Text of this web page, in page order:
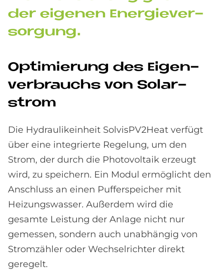
der ei­ge­nen En­er­gie­ver­
sor­gung.
Op­ti­mie­rung des Ei­gen­
ver­brauchs von So­lar­
strom
Die Hydraulikeinheit SolvisPV2Heat verfügt
über eine integrierte Regelung, um den
Strom, der durch die Photovoltaik erzeugt
wird, zu speichern. Ein Modul ermöglicht den
Anschluss an einen Pufferspeicher mit
Heizungswasser. Außerdem wird die
gesamte Leistung der Anlage nicht nur
gemessen, sondern auch unabhängig von
Stromzähler oder Wechselrichter direkt
geregelt.